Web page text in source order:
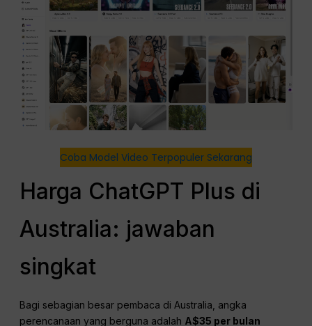
Coba Model Video Terpopuler Sekarang
Harga ChatGPT Plus di
Australia: jawaban
singkat
Bagi sebagian besar pembaca di Australia, angka
perencanaan yang berguna adalah A$35 per bulan